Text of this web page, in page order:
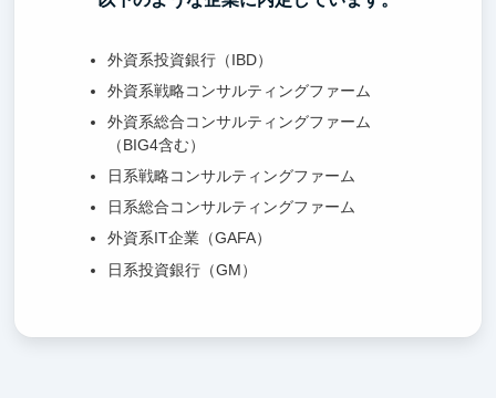
外資系投資銀行（IBD）
外資系戦略コンサルティングファーム
外資系総合コンサルティングファーム
（BIG4含む）
日系戦略コンサルティングファーム
日系総合コンサルティングファーム
外資系IT企業（GAFA）
日系投資銀行（GM）